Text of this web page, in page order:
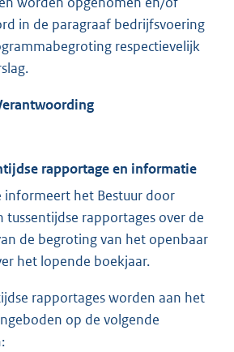
in de paragraaf bedrijfsvoering
respectievelijk
rapportage en informatie
informeert het Bestuur door
tussentijdse rapportages over de
de begroting van het openbaar
het lopende boekjaar.
rapportages worden aan het
op de volgende